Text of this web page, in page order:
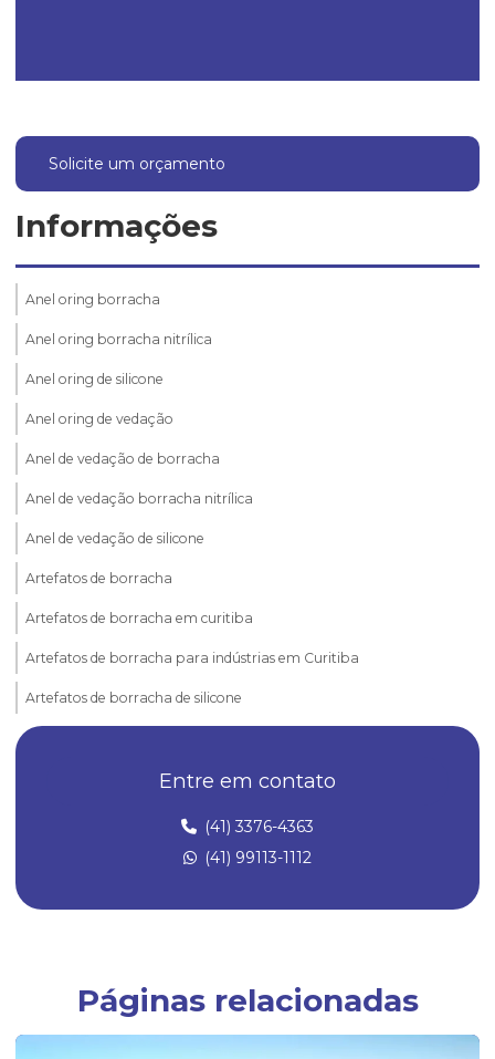
Solicite um orçamento
Informações
Anel oring borracha
Anel oring borracha nitrílica
Anel oring de silicone
Anel oring de vedação
Anel de vedação de borracha
Anel de vedação borracha nitrílica
Anel de vedação de silicone
Artefatos de borracha
Artefatos de borracha em curitiba
Artefatos de borracha para indústrias em Curitiba
Artefatos de borracha de silicone
Borrachas automotivas
Borrachas automotivas curitiba
Diafragma de borracha
Empresa de artefatos de borracha
Fábrica de anel oring
Entre em contato
(41) 3376-4363
(41) 99113-1112
Páginas relacionadas